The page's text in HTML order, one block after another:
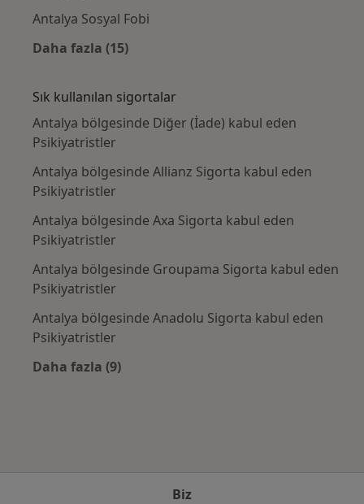
Antalya Sosyal Fobi
Daha fazla (15)
Sık kullanılan sigortalar
Antalya bölgesinde Diğer (İade) kabul eden
Psikiyatristler
Antalya bölgesinde Allianz Sigorta kabul eden
Psikiyatristler
Antalya bölgesinde Axa Sigorta kabul eden
Psikiyatristler
Antalya bölgesinde Groupama Sigorta kabul eden
Psikiyatristler
Antalya bölgesinde Anadolu Sigorta kabul eden
Psikiyatristler
Daha fazla (9)
Biz